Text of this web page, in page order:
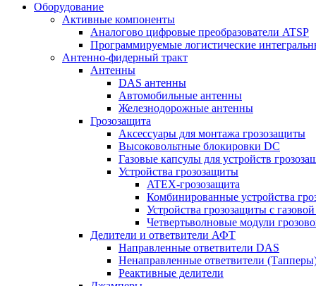
Оборудование
Активные компоненты
Аналогово цифровые преобразователи ATSP
Программируемые логистические
Антенно-фидерный тракт
Антенны
DAS антенны
Автомобильные антенны
Железнодорожные антенны
Грозозащита
Аксессуары для монтажа грозозащиты
Высоковольтные блокировки DC
Газовые капсулы для устройств
Устройства грозозащиты
ATEX-грозозащита
Комбинированные устройства
Устройства грозозащиты с
Четвертьволновые модули
Делители и ответвители АФТ
Направленные ответвители DAS
Ненаправленные ответвители
Реактивные делители